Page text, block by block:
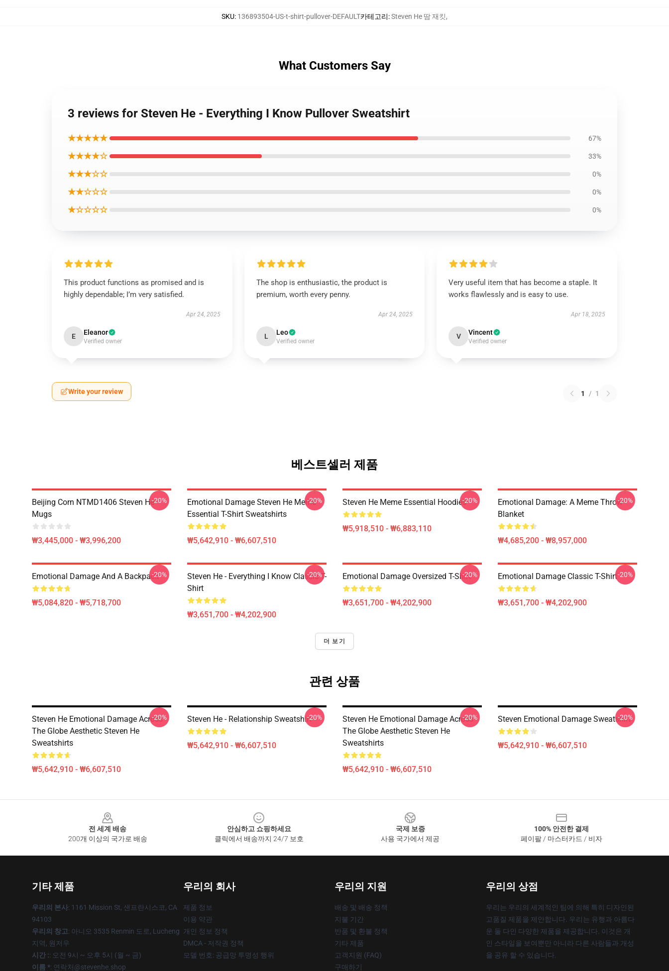
SKU: 136893504-US-t-shirt-pullover-DEFAULT카테고리:Steven He 땀 재킷,
What Customers Say
3 reviews for Steven He - Everything I Know Pullover Sweatshirt
★★★★★ 67%
★★★★☆ 33%
★★★☆☆ 0%
★★☆☆☆ 0%
★☆☆☆☆ 0%
This product functions as promised and is
highly dependable; I’m very satisfied.
Apr 24, 2025
E Eleanor
Verified owner
The shop is enthusiastic, the product is
premium, worth every penny.
Apr 24, 2025
L Leo
Verified owner
Very useful item that has become a staple. It
works flawlessly and is easy to use.
Apr 18, 2025
V Vincent
Verified owner
Write your review 1 / 1
베스트셀러 제품
Beijing Corn NTMD1406 Steven He
Mugs
₩3,445,000 - ₩3,996,200
-20%
Emotional Damage Steven He Meme
Essential T-Shirt Sweatshirts
₩5,642,910 - ₩6,607,510
-20% Steven He Meme Essential Hoodies
₩5,918,510 - ₩6,883,110
-20%
Emotional Damage: A Meme Throw
Blanket
₩4,685,200 - ₩8,957,000
-20%
Emotional Damage And A Backpack
₩5,084,820 - ₩5,718,700
-20%
Steven He - Everything I Know Classic T-
Shirt
₩3,651,700 - ₩4,202,900
-20% Emotional Damage Oversized T-Shirt
₩3,651,700 - ₩4,202,900
-20% Emotional Damage Classic T-Shirt
₩3,651,700 - ₩4,202,900
-20%
더 보기
관련 상품
Steven He Emotional Damage Across
The Globe Aesthetic Steven He
Sweatshirts
₩5,642,910 - ₩6,607,510
-20% Steven He - Relationship Sweatshirt
₩5,642,910 - ₩6,607,510
-20%
Steven He Emotional Damage Across
The Globe Aesthetic Steven He
Sweatshirts
₩5,642,910 - ₩6,607,510
-20% Steven Emotional Damage Sweatshirt
₩5,642,910 - ₩6,607,510
-20%
전 세계 배송
200개 이상의 국가로 배송
안심하고 쇼핑하세요
클릭에서 배송까지 24/7 보호
국제 보증
사용 국가에서 제공
100% 안전한 결제
페이팔 / 마스터카드 / 비자
기타 제품
우리의 본사: 1161 Mission St, 샌프란시스코, CA
94103
우리의 창고: 아니오 3535 Renmin 도로, Lucheng
지역, 원저우
시간 :: 오전 9시 ~ 오후 5시 (월 ~ 금)
이름 *: 연락처@stevenhe.shop
우리의 회사
제품 정보
이용 약관
개인 정보 정책
DMCA - 저작권 정책
모델 번호: 공급망 투명성 행위
우리의 지원
배송 및 배송 정책
지불 기간
반품 및 환불 정책
기타 제품
고객지원 (FAQ)
구매하기
우리의 상점
우리는 우리의 세계적인 팀에 의해 특히 디자인된
고품질 제품을 제안합니다. 우리는 유행과 아름다
운 둘 다인 다양한 제품을 제공합니다. 이것은 개
인 스타일을 보여뿐만 아니라 다른 사람들과 개성
을 공유 할 수 있습니다.